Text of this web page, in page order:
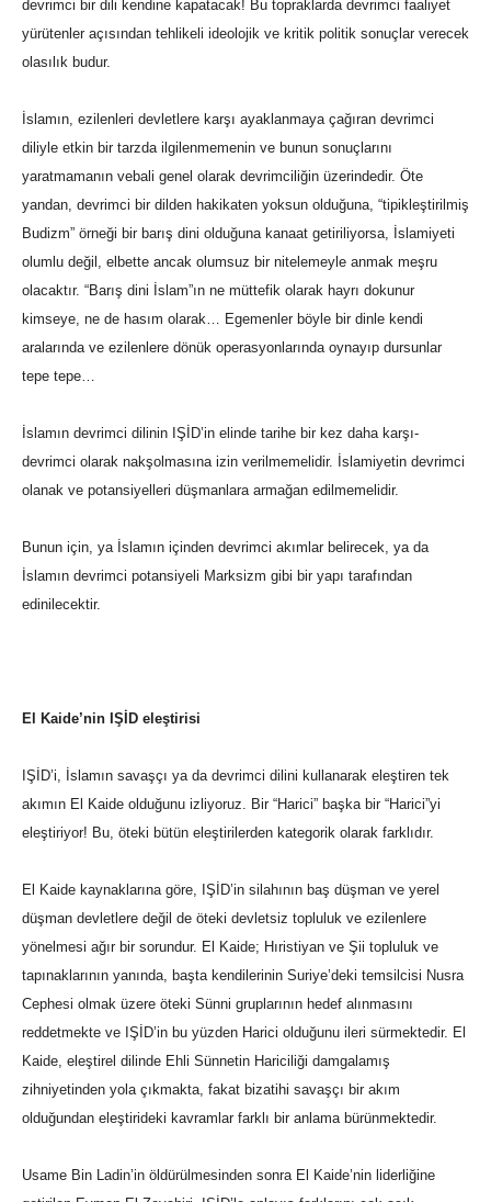
devrimci bir dili kendine kapatacak! Bu topraklarda devrimci faaliyet
yürütenler açısından tehlikeli ideolojik ve kritik politik sonuçlar verecek
olasılık budur.
İslamın, ezilenleri devletlere karşı ayaklanmaya çağıran devrimci
diliyle etkin bir tarzda ilgilenmemenin ve bunun sonuçlarını
yaratmamanın vebali genel olarak devrimciliğin üzerindedir. Öte
yandan, devrimci bir dilden hakikaten yoksun olduğuna, “tipikleştirilmiş
Budizm” örneği bir barış dini olduğuna kanaat getiriliyorsa, İslamiyeti
olumlu değil, elbette ancak olumsuz bir nitelemeyle anmak meşru
olacaktır. “Barış dini İslam”ın ne müttefik olarak hayrı dokunur
kimseye, ne de hasım olarak… Egemenler böyle bir dinle kendi
aralarında ve ezilenlere dönük operasyonlarında oynayıp dursunlar
tepe tepe…
İslamın devrimci dilinin IŞİD’in elinde tarihe bir kez daha karşı-
devrimci olarak nakşolmasına izin verilmemelidir. İslamiyetin devrimci
olanak ve potansiyelleri düşmanlara armağan edilmemelidir.
Bunun için, ya İslamın içinden devrimci akımlar belirecek, ya da
İslamın devrimci potansiyeli Marksizm gibi bir yapı tarafından
edinilecektir.
El Kaide’nin IŞİD eleştirisi
IŞİD’i, İslamın savaşçı ya da devrimci dilini kullanarak eleştiren tek
akımın El Kaide olduğunu izliyoruz. Bir “Harici” başka bir “Harici”yi
eleştiriyor! Bu, öteki bütün eleştirilerden kategorik olarak farklıdır.
El Kaide kaynaklarına göre, IŞİD’in silahının baş düşman ve yerel
düşman devletlere değil de öteki devletsiz topluluk ve ezilenlere
yönelmesi ağır bir sorundur. El Kaide; Hıristiyan ve Şii topluluk ve
tapınaklarının yanında, başta kendilerinin Suriye’deki temsilcisi Nusra
Cephesi olmak üzere öteki Sünni gruplarının hedef alınmasını
reddetmekte ve IŞİD’in bu yüzden Harici olduğunu ileri sürmektedir. El
Kaide, eleştirel dilinde Ehli Sünnetin Hariciliği damgalamış
zihniyetinden yola çıkmakta, fakat bizatihi savaşçı bir akım
olduğundan eleştirideki kavramlar farklı bir anlama bürünmektedir.
Usame Bin Ladin’in öldürülmesinden sonra El Kaide’nin liderliğine